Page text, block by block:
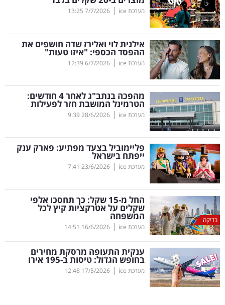
ויראלי
טלוויזיה
עסקי
ספורט
קריירה
ולימודים
מינויים
רייטינג
רכב
בריאות
תרבות
ופנאי
תיירות
מערכת ice |
7/7/2026
13:25
אילנית לוי ואלירז שדה חושפים את
ההפסד הכספי: "איזו טעות"
מערכת ice |
6/7/2026
12:39
מהפכה בנתב"ג לאחר 4 חודשים:
הטרמינל המושבת חזר לפעילות
מערכת ice |
28/6/2026
9:39
פליימוביל בצעד מפתיע: פארק ענק
ייפתח בישראל
מערכת ice |
23/6/2026
7:41
בדיקה
החל מ-15 שקל: כך תחסכו אלפי
שקלים על אטרקציות קיץ לכל
המשפחה
מערכת ice |
16/6/2026
14:51
ענקית התעופה מרסקת מחירים
בחופש הגדול: טיסות ב-195 אירו
מערכת ice |
17/5/2026
12:48